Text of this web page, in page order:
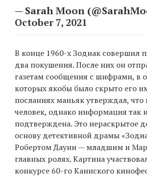
— Sarah Moon
October 7, 2021
В конце 1960-х Зодиак совершил
два покушения. После них он
газетам сообщения с шифрами, в
которых якобы было скрыто его
посланиях маньяк утверждал, что
человек, однако информация так
подтверждена. Это нераскрытое
основу детективной драмы
Робертом Дауни — младшим и
главных ролях. Картина
конкурсе 60-го Каннского